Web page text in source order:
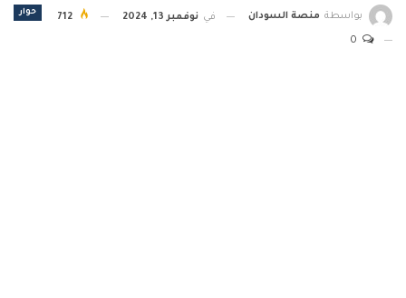
حوار بواسطة منصة السودان في نوفمبر 13, 2024 712